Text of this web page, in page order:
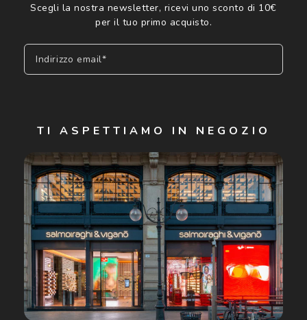
Scegli la nostra newsletter, ricevi uno sconto di 10€
per il tuo primo acquisto.
Indirizzo email*
Cliccando su "Iscriviti", confermo di avere più di 16 anni e
acconsento all'utilizzo dei miei Dati Personali da parte di
Luxottica Group S.p.A. per l'invio di offerte speciali, novità
ed altre comunicazioni di carattere pubblicitario (consultare
Informativa sulla privacyper ulteriori informazioni).
TI ASPETTIAMO IN NEGOZIO